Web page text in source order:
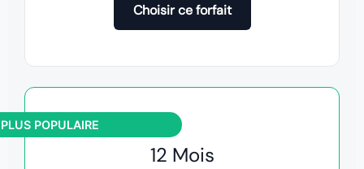
Choisir ce forfait
POPULAIRE
12 Mois